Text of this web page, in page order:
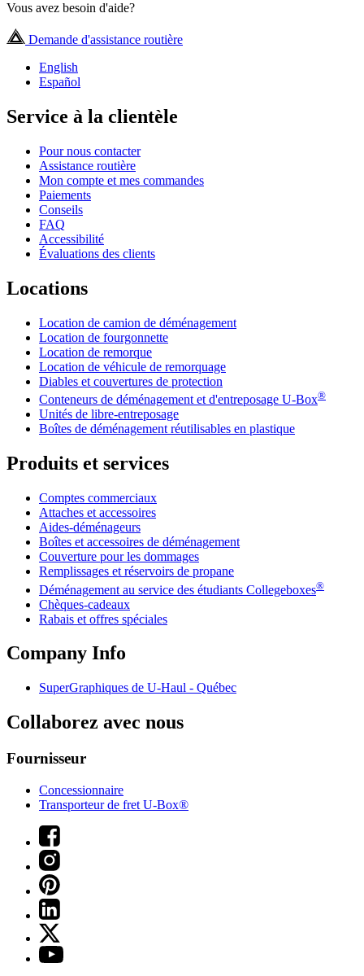
Vous avez besoin d'aide?
Demande d'assistance routière
English
Español
Service à la clientèle
Pour nous contacter
Assistance routière
Mon compte et mes commandes
Paiements
Conseils
FAQ
Accessibilité
Évaluations des clients
Locations
Location de camion de déménagement
Location de fourgonnette
Location de remorque
Location de véhicule de remorquage
Diables et couvertures de protection
Conteneurs de déménagement et d'entreposage U-Box®
Unités de libre-entreposage
Boîtes de déménagement réutilisables en plastique
Produits et services
Comptes commerciaux
Attaches et accessoires
Aides-déménageurs
Boîtes et accessoires de déménagement
Couverture pour les dommages
Remplissages et réservoirs de propane
Déménagement au service des étudiants Collegeboxes®
Chèques-cadeaux
Rabais et offres spéciales
Company Info
SuperGraphiques de U-Haul - Québec
Collaborez avec nous
Fournisseur
Concessionnaire
Transporteur de fret U-Box®